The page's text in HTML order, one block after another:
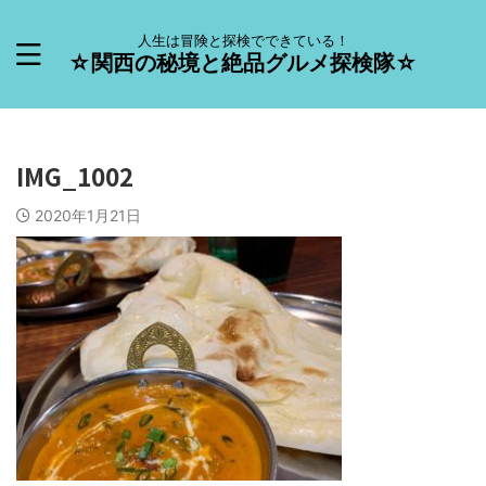
人生は冒険と探検でできている！
☆関西の秘境と絶品グルメ探検隊☆
IMG_1002
2020年1月21日